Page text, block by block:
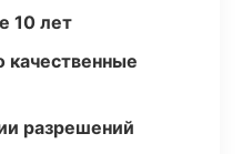
10 лет
качественные
разрешений